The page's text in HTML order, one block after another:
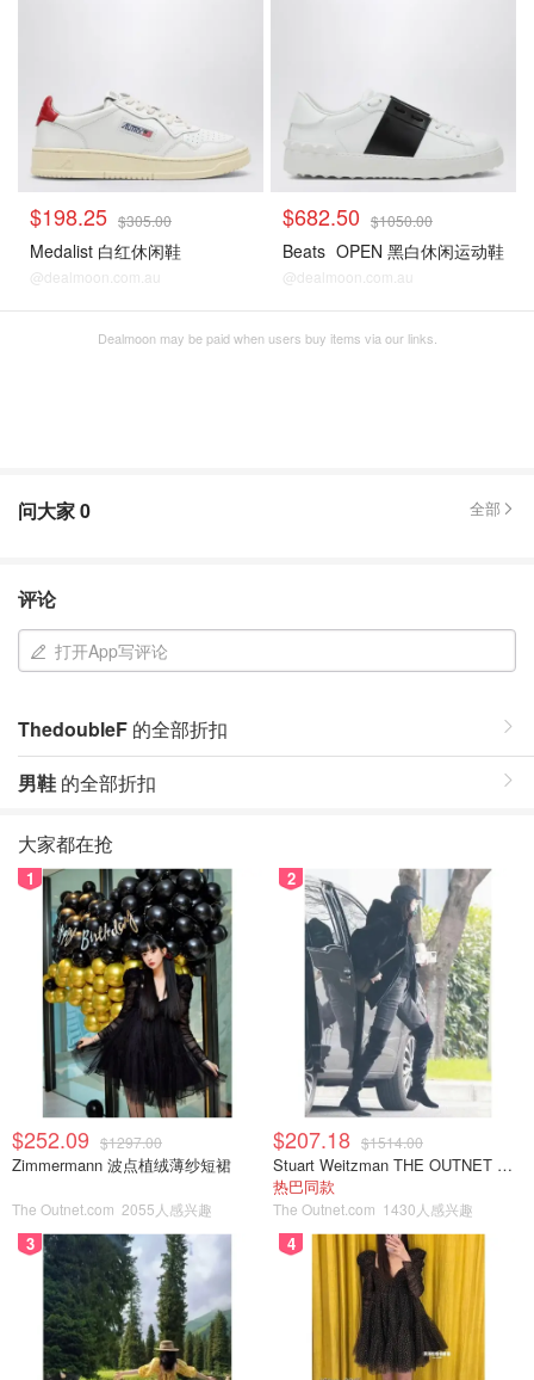
$198.25 $305.00
Medalist 白红休闲鞋
@dealmoon.com.au
$682.50 $1050.00
Beats OPEN 黑白休闲运动鞋
@dealmoon.com.au
Dealmoon may be paid when users buy items via our links.
问大家0 全部
评论
打开App写评论
ThedoubleF 的全部折扣
男鞋 的全部折扣
大家都在抢
1
$252.09 $1297.00
Zimmermann 波点植绒薄纱短裙
The Outnet.com 2055人感兴趣
2
$207.18 $1514.00
Stuart Weitzman THE OUTNET 麂皮过膝靴 黑色
热巴同款
The Outnet.com 1430人感兴趣
3 4